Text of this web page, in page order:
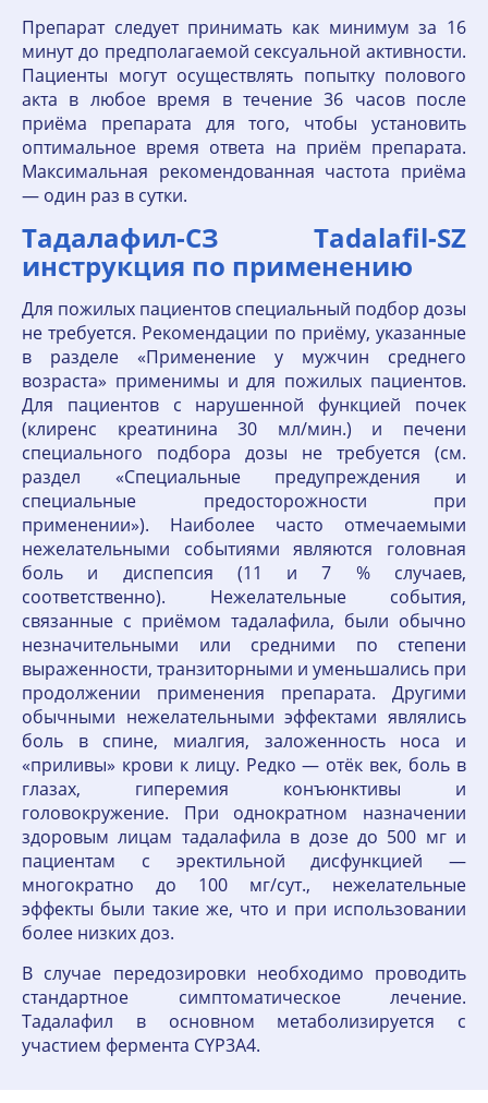
Препарат следует принимать как минимум за 16
минут до предполагаемой сексуальной активности.
Пациенты могут осуществлять попытку полового
акта в любое время в течение 36 часов после
приёма препарата для того, чтобы установить
оптимальное время ответа на приём препарата.
Максимальная рекомендованная частота приёма
— один раз в сутки.
Тадалафил-СЗ Tadalafil-SZ
инструкция по применению
Для пожилых пациентов специальный подбор дозы
не требуется. Рекомендации по приёму, указанные
в разделе «Применение у мужчин среднего
возраста» применимы и для пожилых пациентов.
Для пациентов с нарушенной функцией почек
(клиренс креатинина 30 мл/мин.) и печени
специального подбора дозы не требуется (см.
раздел «Специальные предупреждения и
специальные предосторожности при
применении»). Наиболее часто отмечаемыми
нежелательными событиями являются головная
боль и диспепсия (11 и 7 % случаев,
соответственно). Нежелательные события,
связанные с приёмом тадалафила, были обычно
незначительными или средними по степени
выраженности, транзиторными и уменьшались при
продолжении применения препарата. Другими
обычными нежелательными эффектами являлись
боль в спине, миалгия, заложенность носа и
«приливы» крови к лицу. Редко — отёк век, боль в
глазах, гиперемия конъюнктивы и
головокружение. При однократном назначении
здоровым лицам тадалафила в дозе до 500 мг и
пациентам с эректильной дисфункцией —
многократно до 100 мг/сут., нежелательные
эффекты были такие же, что и при использовании
более низких доз.
В случае передозировки необходимо проводить
стандартное симптоматическое лечение.
Тадалафил в основном метаболизируется с
участием фермента CYP3A4.